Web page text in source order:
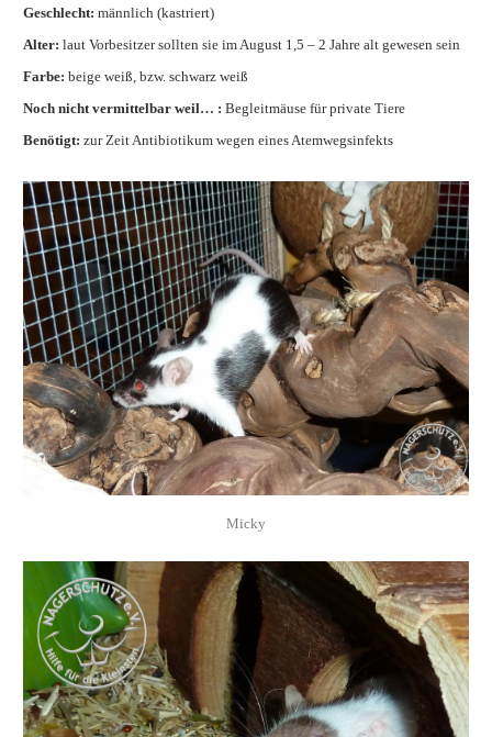
Geschlecht:männlich (kastriert)
Alter:laut Vorbesitzer sollten sie im August 1,5 – 2 Jahre alt gewesen sein
Farbe:beige weiß, bzw. schwarz weiß
Noch nicht vermittelbar weil… :Begleitmäuse für private Tiere
Benötigt: zur Zeit Antibiotikum wegen eines Atemwegsinfekts
Micky